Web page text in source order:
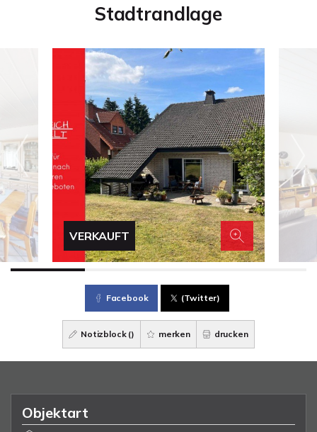
Stadtrandlage
VERKAUFT
Facebook (Twitter)
Notizblock () merken drucken
Objektart